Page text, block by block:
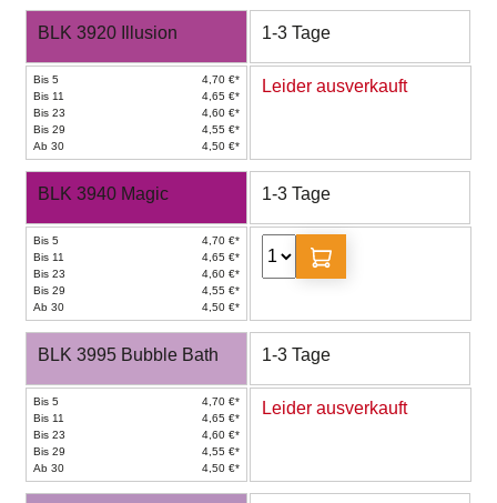
BLK 3920 Illusion 1-3 Tage
Bis 5
4,70 €*
Bis 11
4,65 €*
Bis 23
4,60 €*
Bis 29
4,55 €*
Ab 30
4,50 €*
Leider ausverkauft
BLK 3940 Magic 1-3 Tage
Bis 5
4,70 €*
Bis 11
4,65 €*
Bis 23
4,60 €*
Bis 29
4,55 €*
Ab 30
4,50 €*
BLK 3995 Bubble Bath 1-3 Tage
Bis 5
4,70 €*
Bis 11
4,65 €*
Bis 23
4,60 €*
Bis 29
4,55 €*
Ab 30
4,50 €*
Leider ausverkauft